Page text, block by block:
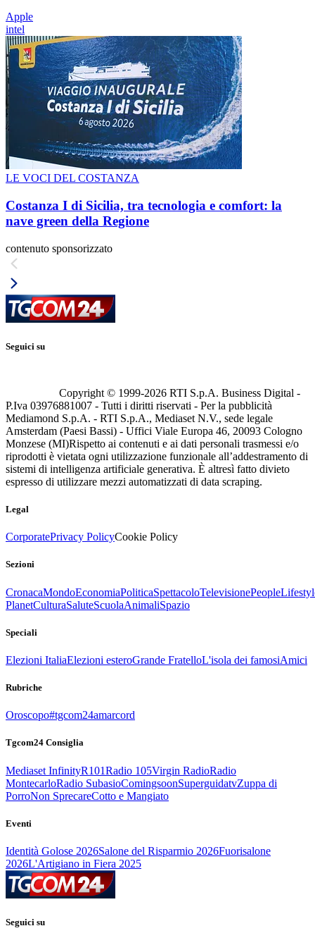
Apple
intel
LE VOCI DEL COSTANZA
Costanza I di Sicilia, tra tecnologia e comfort: la
nave green della Regione
contenuto sponsorizzato
Seguici su
Copyright © 1999-2026 RTI S.p.A. Business Digital -
P.Iva 03976881007 - Tutti i diritti riservati - Per la pubblicità
Mediamond S.p.A. - RTI S.p.A., Mediaset N.V., sede legale
Amsterdam (Paesi Bassi) - Uffici Viale Europa 46, 20093 Cologno
Monzese (MI)Rispetto ai contenuti e ai dati personali trasmessi e/o
riprodotti è vietata ogni utilizzazione funzionale all’addestramento di
sistemi di intelligenza artificiale generativa. È altresì fatto divieto
espresso di utilizzare mezzi automatizzati di data scraping.
Legal
CorporatePrivacy PolicyCookie Policy
Sezioni
CronacaMondoEconomiaPoliticaSpettacoloTelevisionePeople
PlanetCulturaSaluteScuolaAnimaliSpazio
Speciali
Elezioni ItaliaElezioni esteroGrande FratelloL'isola dei famosiAmici
Rubriche
Oroscopo#tgcom24amarcord
Tgcom24 Consiglia
Mediaset InfinityR101Radio 105Virgin RadioRadio
MontecarloRadio SubasioComingsoonSuperguidatvZuppa di
PorroNon SprecareCotto e Mangiato
Eventi
Identità Golose 2026Salone del Risparmio 2026Fuorisalone
2026L'Artigiano in Fiera 2025
Seguici su